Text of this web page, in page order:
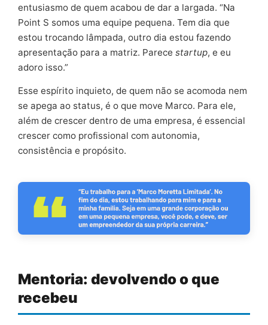
entusiasmo de quem acabou de dar a largada. “Na
Point S somos uma equipe pequena. Tem dia que
estou trocando lâmpada, outro dia estou fazendo
apresentação para a matriz. Parece startup, e eu
adoro isso.”
Esse espírito inquieto, de quem não se acomoda nem
se apega ao status, é o que move Marco. Para ele,
além de crescer dentro de uma empresa, é essencial
crescer como profissional com autonomia,
consistência e propósito.
Mentoria: devolvendo o que
recebeu